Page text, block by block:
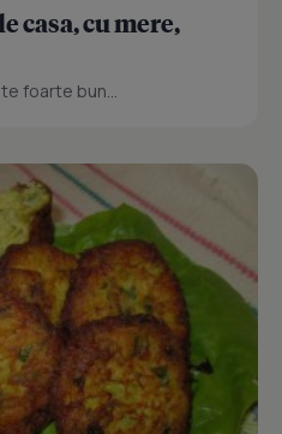
casa, cu mere,
foarte bun...